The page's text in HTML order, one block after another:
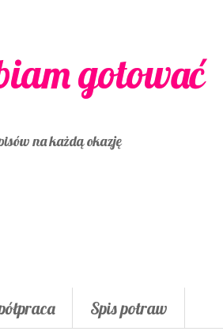
gotować
na każdą okazję
Spis potraw